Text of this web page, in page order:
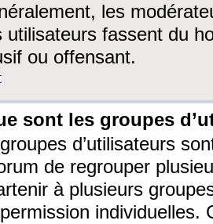
les
utilisateurs fassent du
ou offensant.
sont les groupes
d’utilisateurs
de regrouper
à plusieurs
individuelles.